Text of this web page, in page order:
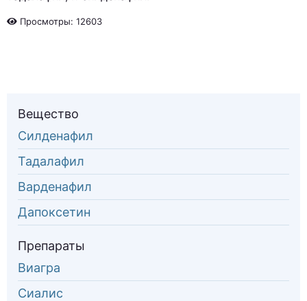
Просмотры: 12603
Вещество
Силденафил
Тадалафил
Варденафил
Дапоксетин
Препараты
Виагра
Сиалис